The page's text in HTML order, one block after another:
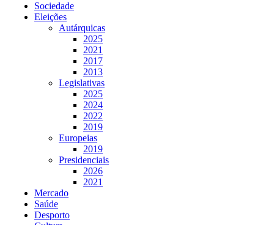
Sociedade
Eleições
Autárquicas
2025
2021
2017
2013
Legislativas
2025
2024
2022
2019
Europeias
2019
Presidenciais
2026
2021
Mercado
Saúde
Desporto